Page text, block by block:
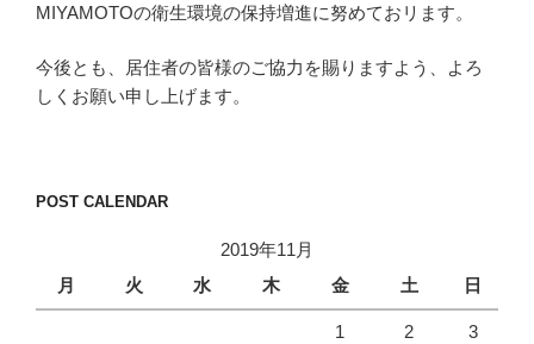
MIYAMOTOの衛生環境の保持増進に努めておリます。
今後とも、居住者の皆様のご協力を賜りますよう、よろ
しくお願い申し上げます。
POST CALENDAR
2019年11月
月
火 水 木 金 土 日
1 2 3